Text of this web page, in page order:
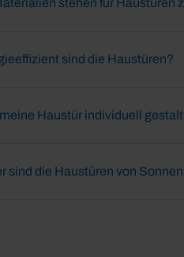
stehen für Haustüren
sind die Haustüren?
Haustür individuell
sind die Haustüren von